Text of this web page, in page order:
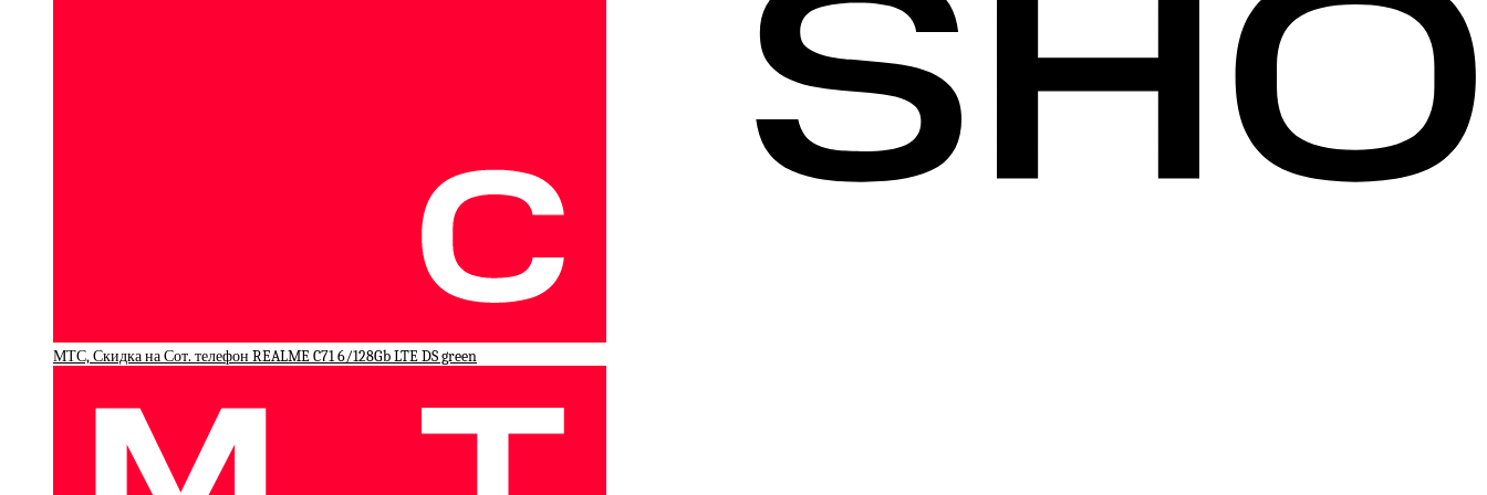
МТС, Скидка на Сот. телефон REALME C71 6/128Gb LTE DS green